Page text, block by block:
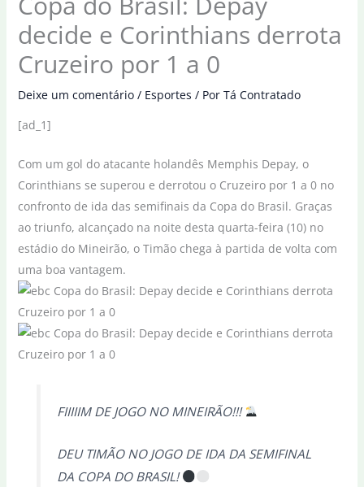
decide e Corinthians derrota
Cruzeiro por 1 a 0
Deixe um comentário / Esportes / Por Tá Contratado
[ad_1]
Com um gol do atacante holandês Memphis Depay, o
Corinthians se superou e derrotou o Cruzeiro por 1 a 0 no
confronto de ida das semifinais da Copa do Brasil. Graças
ao triunfo, alcançado na noite desta quarta-feira (10) no
estádio do Mineirão, o Timão chega à partida de volta com
uma boa vantagem.
FIIIIIM DE JOGO NO MINEIRÃO!!!
DEU TIMÃO NO JOGO DE IDA DA SEMIFINAL
DA COPA DO BRASIL!